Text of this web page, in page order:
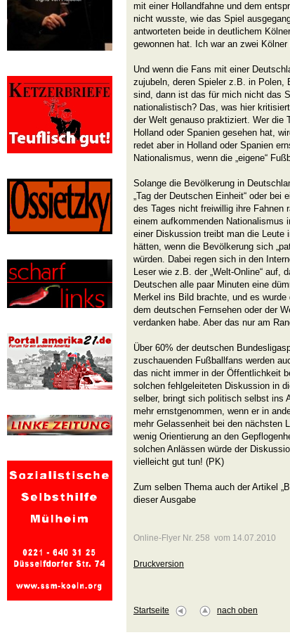
mit einer Hollandfahne und dem
nicht wusste, wie das Spiel
antworteten beide in deutlichem
gewonnen hat. Ich war an zwei
Und wenn die Fans mit einer
zujubeln, deren Spieler z.B. in Polen,
sind, dann ist das für mich nicht das
nationalistisch? Das, was hier
der Welt genauso praktiziert. Wer die
Holland oder Spanien gesehen hat,
redet aber in Holland oder Spanien
Nationalismus, wenn die „eigene“
Solange die Bevölkerung in
„Tag der Deutschen Einheit“ oder bei
des Tages nicht freiwillig ihre Fahnen
einem aufkommenden Nationalismus
einer Diskussion treibt man die Leute
hätten, wenn die Bevölkerung sich
würden. Dabei regen sich in den
Leser wie z.B. der „Welt-Online“ auf,
Deutschen alle paar Minuten eine
Merkel ins Bild brachte, und es
dem deutschen Fernsehen oder der
verdanken habe. Aber das nur am
Über 60% der deutschen
zuschauenden Fußballfans werden
das nicht immer in der Öffentlichkeit
solchen fehlgeleiteten Diskussion in
selber, bringt sich politisch selbst ins
mehr ernstgenommen, wenn er in
mehr Gelassenheit bei den nächsten
wenig Orientierung an den
solchen Anlässen würde der
vielleicht gut tun! (PK)
Zum selben Thema auch der Artikel
dieser Ausgabe
Online-Flyer Nr. 258 vom 14.07.2010
Druckversion
Startseite nach oben